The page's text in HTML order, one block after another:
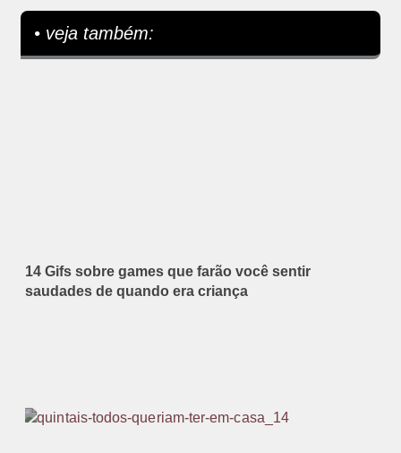
• veja também:
14 Gifs sobre games que farão você sentir
saudades de quando era criança